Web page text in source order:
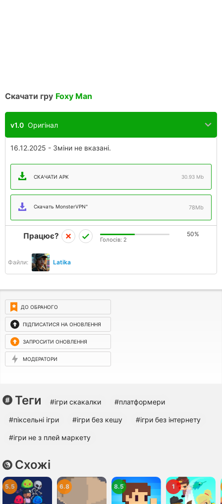
Скачати гру Foxy Man
v1.0 Оригінал
16.12.2025 - Зміни не вказані.
СКАЧАТИ APK 30.93 Mb
Скачать MonsterVPN" 78Mb
Файли: Latika
Працює? 50%
Голосів: 2
ДО ОБРАНОГО
ПІДПИСАТИСЯ НА ОНОВЛЕННЯ
ЗАПРОСИТИ ОНОВЛЕННЯ
МОДЕРАТОРИ
Теги #ігри скакалки #платформери
#піксельні ігри #ігри без кешу #ігри без інтернету
#ігри не з плей маркету
Схожі
5.5 6.8 8.5 1